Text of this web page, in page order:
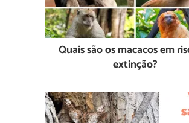
Quais são os macacos em
extinção?